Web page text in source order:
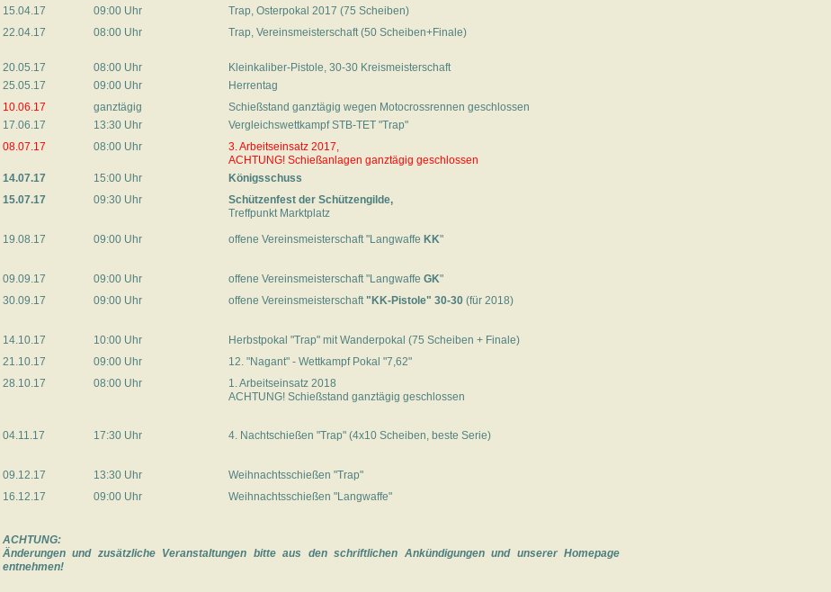
15.04.17 09:00 Uhr
Trap, Osterpokal 2017 (75 Scheiben)
22.04.17
08:00 Uhr Trap, Vereinsmeisterschaft (50 Scheiben+Finale)
20.05.17
25.05.17
08:00 Uhr
09:00 Uhr
Kleinkaliber-Pistole, 30-30 Kreismeisterschaft
Herrentag
10.06.17
17.06.17
ganztägig
13:30 Uhr
Schießstand ganztägig wegen Motocrossrennen geschlossen
Vergleichswettkampf STB-TET "Trap"
08.07.17
14.07.17
08:00 Uhr
15:00 Uhr
3. Arbeitseinsatz 2017,
ACHTUNG! Schießanlagen ganztägig geschlossen
Königsschuss
15.07.17
09:30 Uhr
Schützenfest der Schützengilde,
Treffpunkt Marktplatz
19.08.17 09:00 Uhr offene Vereinsmeisterschaft "Langwaffe KK"
09.09.17 09:00 Uhr offene Vereinsmeisterschaft "Langwaffe GK"
30.09.17
09:00 Uhr offene Vereinsmeisterschaft "KK-Pistole" 30-30 (für 2018)
14.10.17 10:00 Uhr
Herbstpokal "Trap" mit Wanderpokal (75 Scheiben + Finale)
21.10.17
09:00 Uhr
12. "Nagant" - Wettkampf Pokal "7,62"
28.10.17
08:00 Uhr
1. Arbeitseinsatz 2018
ACHTUNG! Schießstand ganztägig geschlossen
04.11.17 17:30 Uhr 4. Nachtschießen "Trap" (4x10 Scheiben, beste Serie)
09.12.17 13:30 Uhr
Weihnachtsschießen "Trap"
16.12.17
09:00 Uhr Weihnachtsschießen "Langwaffe"
ACHTUNG:
Änderungen und zusätzliche Veranstaltungen bitte aus den schriftlichen Ankündigungen und unserer Homepage
entnehmen!